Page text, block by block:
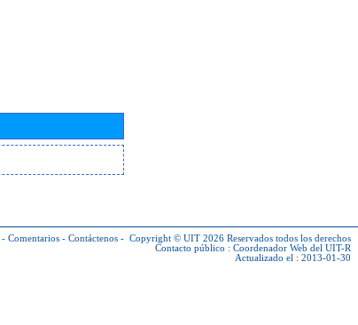
- Comentarios - Contáctenos - Copyright © UIT 2026 Reservados todos los derechos
Contacto público : Coordenador Web del UIT-R
Actualizado el : 2013-01-30